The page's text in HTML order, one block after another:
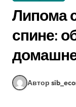
Липома
спине:
Автор